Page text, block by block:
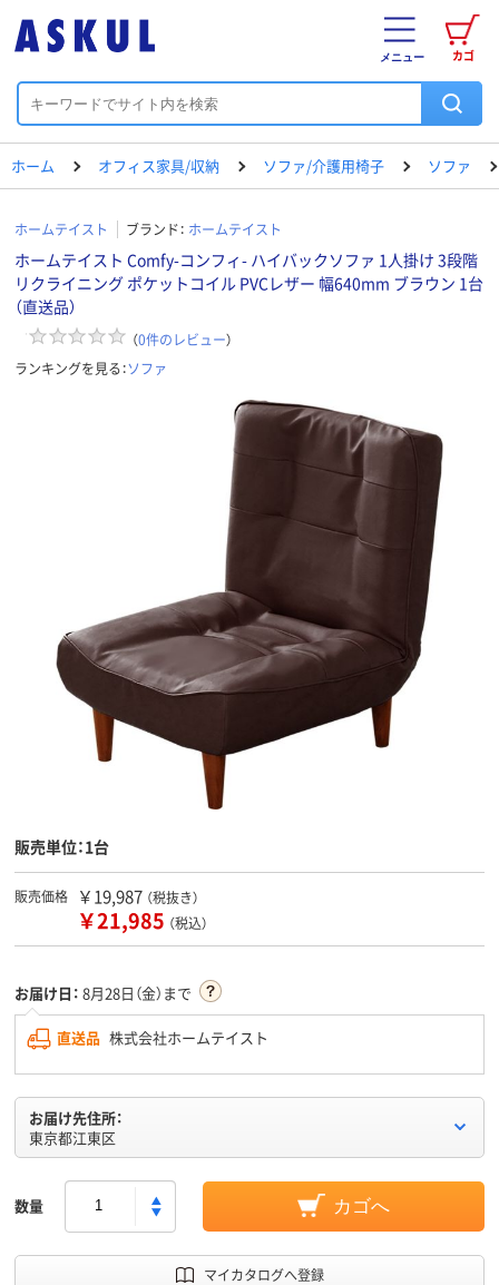
カゴ
メニュー
ホーム オフィス家具/収納 ソファ/介護用椅子 ソファ
ホームテイスト ブランド： ホームテイスト
ホームテイスト Comfy-コンフィ- ハイバックソファ 1人掛け 3段階
リクライニング ポケットコイル PVCレザー 幅640mm ブラウン 1台
（直送品）
（0件のレビュー）
ランキングを見る：ソファ
販売単位：1台
販売価格 ￥19,987 （税抜き）
￥21,985 （税込）
お届け日： 8月28日（金）まで
直送品 株式会社ホームテイスト
お届け先住所：
東京都江東区
数量 カゴへ
マイカタログへ登録